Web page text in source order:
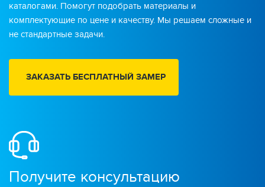
каталогами. Помогут подобрать материалы и
комплектующие по цене и качеству. Мы решаем сложные и
не стандартные задачи.
ЗАКАЗАТЬ БЕСПЛАТНЫЙ ЗАМЕР
Получите консультацию